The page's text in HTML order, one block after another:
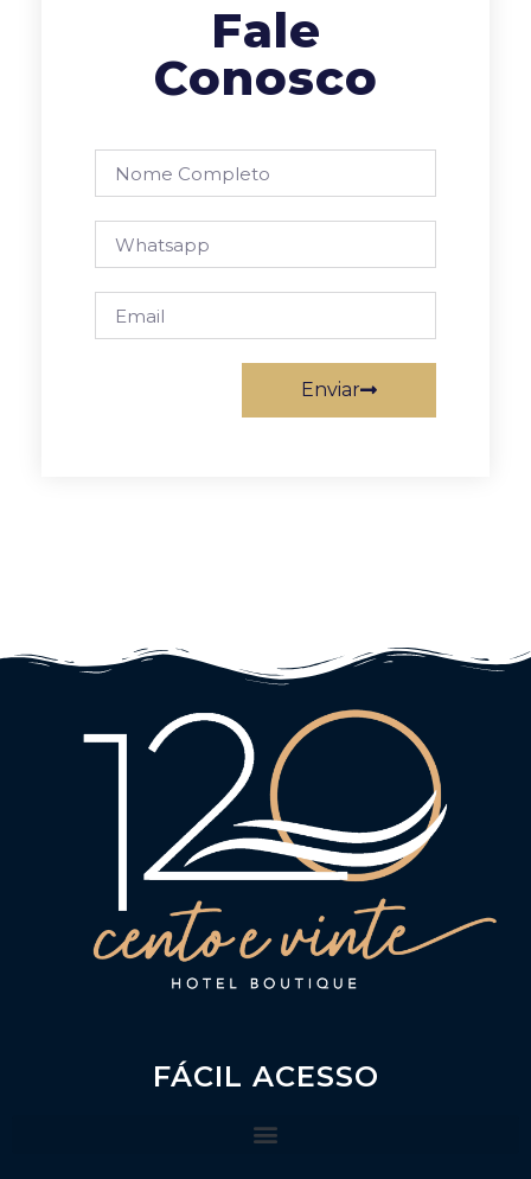
Fale
Conosco
Enviar
FÁCIL ACESSO